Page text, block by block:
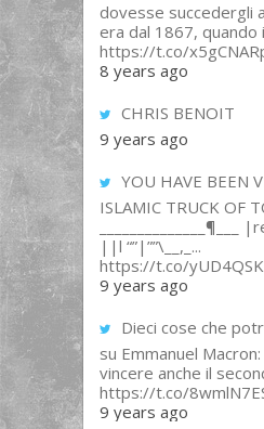
dovesse succedergli
era dal 1867, quando
https://t.co/
8 years ago
CHRIS BENOIT
9 years ago
YOU HAVE BEEN
ISLAMIC TRUCK OF
||l “”|””\__,_...
https://t.co/
9 years ago
Dieci cose che
su Emmanuel
vincere anche il
https://t.co/
9 years ago